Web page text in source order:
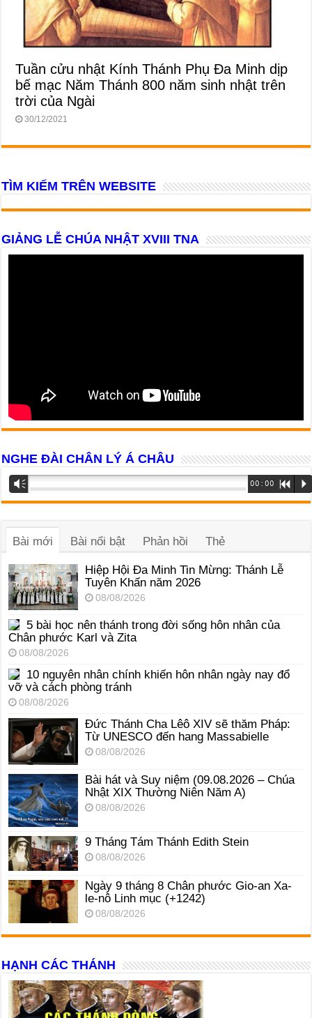
Tuần cửu nhật Kính Thánh Phụ Đa Minh dịp
bế mạc Năm Thánh 800 năm sinh nhật trên
trời của Ngài
30/12/2021
TÌM KIẾM TRÊN WEBSITE
GIẢNG LỄ CHÚA NHẬT XVIII TNA
NGHE ĐÀI CHÂN LÝ Á CHÂU
Trình
phát
âm
Vm 00:00 R P
Bài mới Bài nổi bật Phản hồi Thẻ
Hiệp Hội Đa Minh Tin Mừng: Thánh Lễ
Tuyên Khấn năm 2026
08/08/2026
5 bài học nên thánh trong đời sống hôn nhân của
Chân phước Karl và Zita
08/08/2026
10 nguyên nhân chính khiến hôn nhân ngày nay đổ
vỡ và cách phòng tránh
08/08/2026
Đức Thánh Cha Lêô XIV sẽ thăm Pháp:
Từ UNESCO đến hang Massabielle
08/08/2026
Bài hát và Suy niệm (09.08.2026 – Chúa
Nhật XIX Thường Niên Năm A)
08/08/2026
9 Tháng Tám Thánh Edith Stein
08/08/2026
Ngày 9 tháng 8 Chân phước Gio-an Xa-
le-nô Linh mục (+1242)
08/08/2026
HẠNH CÁC THÁNH